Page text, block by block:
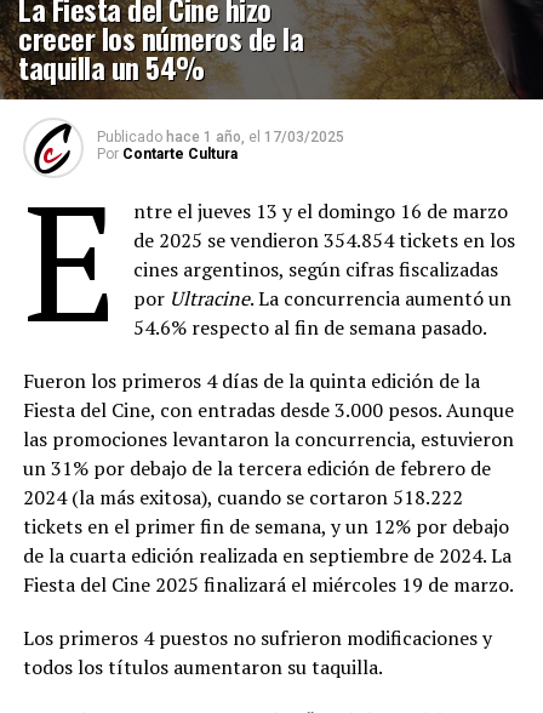
crecer los números de la
taquilla un 54%
Publicado hace 1 año, el 17/03/2025
Por Contarte Cultura
E
ntre el jueves 13 y el domingo 16 de marzo
de 2025 se vendieron 354.854 tickets en los
cines argentinos, según cifras fiscalizadas
por Ultracine. La concurrencia aumentó un
54.6% respecto al fin de semana pasado.
Fueron los primeros 4 días de la quinta edición de la
Fiesta del Cine, con entradas desde 3.000 pesos. Aunque
las promociones levantaron la concurrencia, estuvieron
un 31% por debajo de la tercera edición de febrero de
2024 (la más exitosa), cuando se cortaron 518.222
tickets en el primer fin de semana, y un 12% por debajo
de la cuarta edición realizada en septiembre de 2024. La
Fiesta del Cine 2025 finalizará el miércoles 19 de marzo.
Los primeros 4 puestos no sufrieron modificaciones y
todos los títulos aumentaron su taquilla.